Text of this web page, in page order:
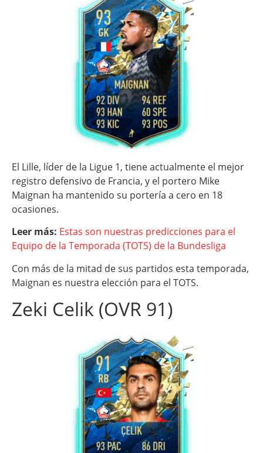
El Lille, líder de la Ligue 1, tiene actualmente el mejor
registro defensivo de Francia, y el portero Mike
Maignan ha mantenido su portería a cero en 18
ocasiones.
Leer más: Estas son nuestras predicciones para el
Equipo de la Temporada (TOTS) de la Bundesliga
Con más de la mitad de sus partidos esta temporada,
Maignan es nuestra elección para el TOTS.
Zeki Celik (OVR 91)